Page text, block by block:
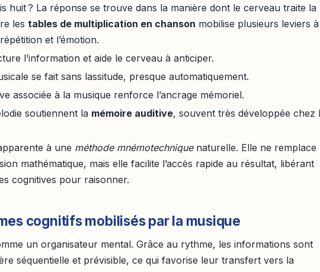
huit ? La réponse se trouve dans la manière dont le cerveau traite la
les tables de multiplication en chanson mobilise plusieurs leviers
et l’émotion.
l’information et aide le cerveau à anticiper.
se fait sans lassitude, presque automatiquement.
associée à la musique renforce l’ancrage mémoriel.
soutiennent la mémoire auditive, souvent très développée chez
à une méthode mnémotechniquenaturelle. Elle ne remplace
mathématique, mais elle facilite l’accès rapide au résultat, libérant
cognitives pour raisonner.
cognitifs mobilisés par la musique
un organisateur mental. Grâce au rythme, les informations sont
séquentielle et prévisible, ce qui favorise leur transfert vers la